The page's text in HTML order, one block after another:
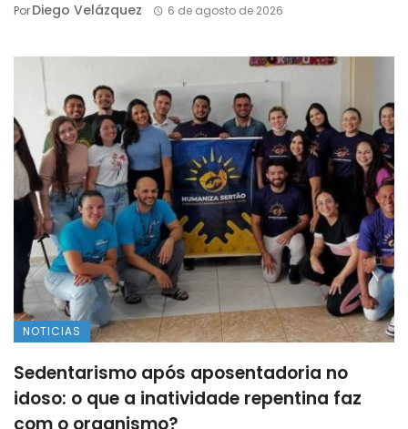
PorDiego Velázquez 6 de agosto de 2026
NOTICIAS
Sedentarismo após aposentadoria no
idoso: o que a inatividade repentina faz
com o organismo?